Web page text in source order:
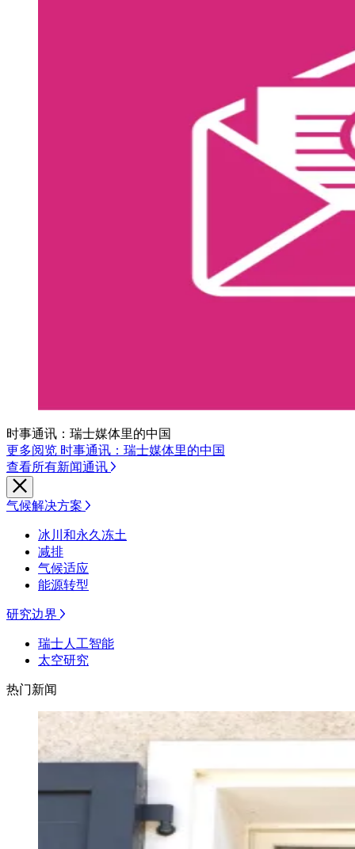
时事通讯：瑞士媒体里的中国
更多阅览 时事通讯：瑞士媒体里的中国
查看所有新闻通讯
气候解决方案
冰川和永久冻土
减排
气候适应
能源转型
研究边界
瑞士人工智能
太空研究
热门新闻